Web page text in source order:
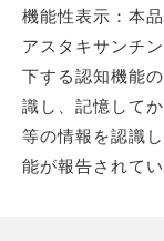
機能性表示：本
アスタキサンチ
下する認知機能
識し、記憶して
等の情報を認識
能が報告されてい